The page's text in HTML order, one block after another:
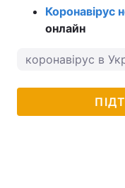
Коронавірус
онлайн
коронавірус в